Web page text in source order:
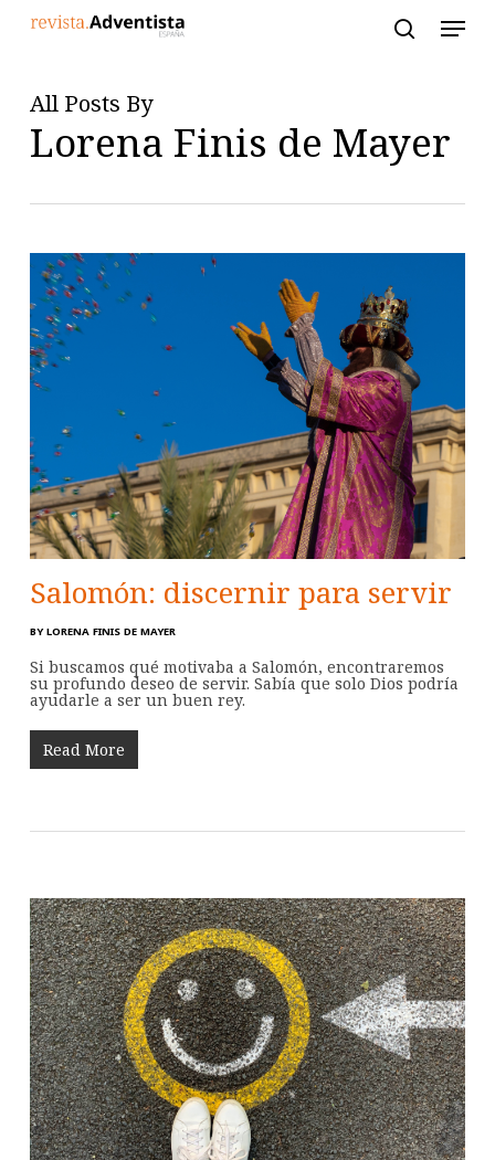
contentAll Posts By
Lorena Finis de Mayer
Salomón: discernir para servir
BY LORENA FINIS DE MAYER
Si buscamos qué motivaba a Salomón, encontraremos
su profundo deseo de servir. Sabía que solo Dios podría
ayudarle a ser un buen rey.
Read More